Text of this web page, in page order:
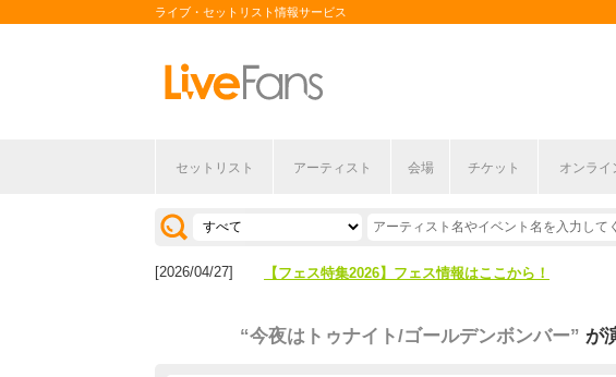
ライブ・セットリスト情報サービス
セットリスト アーティスト 会場 チケット オンライ
[2026/07/28] 【ライブ動員ランキング】2026年上半期編発表！
[2026/04/27] 【フェス特集2026】フェス情報はここから！
“今夜はトゥナイト/ゴールデンボンバー” が